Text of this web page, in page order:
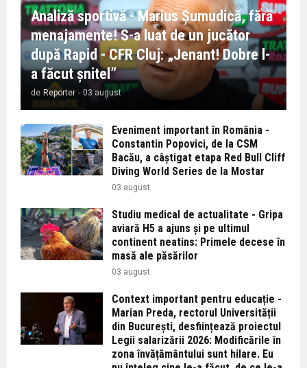
Analiză sportivă - Marius Șumudică, fără
menajamente! S-a luat de un jucător
după Rapid - CFR Cluj: „Jenant! Dobre l-
a făcut șnitel”
de Reporter - 03 august
Eveniment important în România -
Constantin Popovici, de la CSM
Bacău, a câștigat etapa Red Bull Cliff
Diving World Series de la Mostar
03 august
Studiu medical de actualitate - Gripa
aviară H5 a ajuns și pe ultimul
continent neatins: Primele decese în
masă ale păsărilor
03 august
Context important pentru educație -
Marian Preda, rectorul Universității
din București, desființează proiectul
Legii salarizării 2026: Modificările în
zona învățământului sunt hilare. Eu